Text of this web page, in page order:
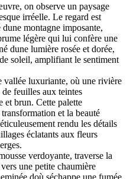
on observe un paysage
irréelle. Le regard est
montagne imposante,
légère qui lui confère une
dune lumière rosée et dorée,
soleil, amplifiant le sentiment
vallée luxuriante, où une rivière
de feuilles aux teintes
et brun. Cette palette
et la beauté
rendu les détails
éclatants aux fleurs
verdoyante, traverse la
une petite chaumière
doù séchappe une fumée